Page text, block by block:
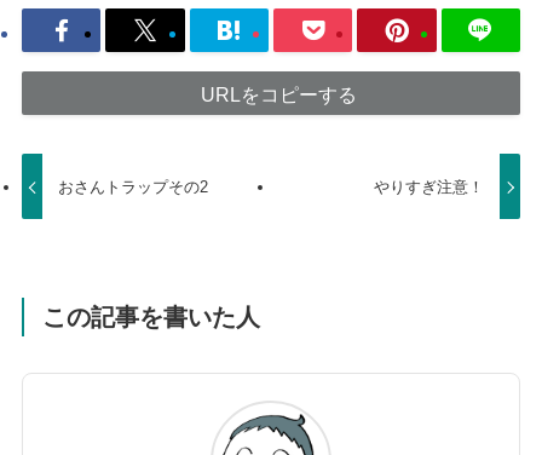
URLをコピーする
おさんトラップその2 やりすぎ注意！
この記事を書いた人